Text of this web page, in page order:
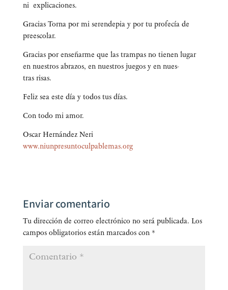
ni explicaciones.
Gra­cias Tor­na por mi seren­de­pia y por tu pro­fe­cía de
preescolar.
Gra­cias por ense­ñar­me que las tram­pas no tie­nen lugar
en nues­tros abra­zos, en nues­tros jue­gos y en nues­
tras risas.
Feliz sea este día y todos tus días.
Con todo mi amor.
Oscar Her­nán­dez Neri
www.niunpresuntoculpablemas.org
Enviar comentario
Tu dirección de correo electrónico no será publicada. Los
campos obligatorios están marcados con *